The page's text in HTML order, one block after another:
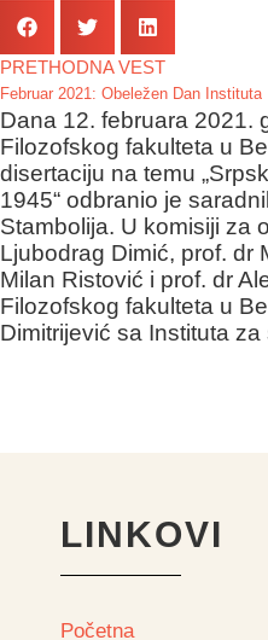
PRETHODNA VEST
Februar 2021: Obeležen Dan Instituta
Dana 12. februara 2021.
Filozofskog fakulteta u
disertaciju na temu
1945“ odbranio je
Stambolija. U komisiji za
Ljubodrag Dimić, prof. dr
Milan Ristović i prof. dr
Filozofskog fakulteta u
Dimitrijević sa Instituta
LINKOVI
Početna